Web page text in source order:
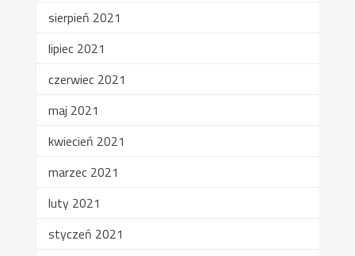
sierpień 2021
lipiec 2021
czerwiec 2021
maj 2021
kwiecień 2021
marzec 2021
luty 2021
styczeń 2021